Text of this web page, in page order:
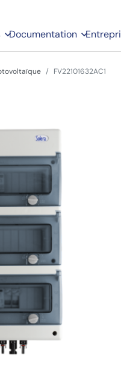
Documentation
FV22101632AC1